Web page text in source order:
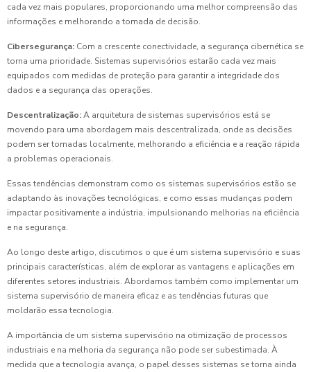
cada vez mais populares, proporcionando uma melhor compreensão das
informações e melhorando a tomada de decisão.
Cibersegurança: Com a crescente conectividade, a segurança cibernética se
torna uma prioridade. Sistemas supervisórios estarão cada vez mais
equipados com medidas de proteção para garantir a integridade dos
dados e a segurança das operações.
Descentralização:A arquitetura de sistemas supervisórios está se
movendo para uma abordagem mais descentralizada, onde as decisões
podem ser tomadas localmente, melhorando a eficiência e a reação rápida
a problemas operacionais.
Essas tendências demonstram como os sistemas supervisórios estão se
adaptando às inovações tecnológicas, e como essas mudanças podem
impactar positivamente a indústria, impulsionando melhorias na eficiência
e na segurança.
Ao longo deste artigo, discutimos o que é um sistema supervisório e suas
principais características, além de explorar as vantagens e aplicações em
diferentes setores industriais. Abordamos também como implementar um
sistema supervisório de maneira eficaz e as tendências futuras que
moldarão essa tecnologia.
A importância de um sistema supervisório na otimização de processos
industriais e na melhoria da segurança não pode ser subestimada. À
medida que a tecnologia avança, o papel desses sistemas se torna ainda